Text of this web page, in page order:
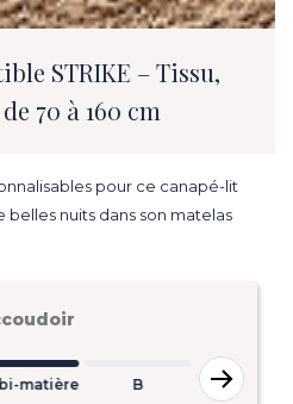
STRIKE – Tissu,
70 à 160 cm
pour ce canapé-lit
belles nuits dans son matelas
A
matière B C